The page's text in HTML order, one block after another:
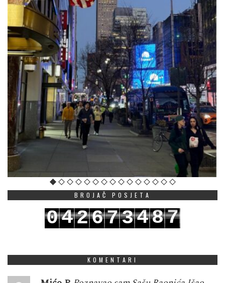
BROJAČ POSJETA
042673487
KOMENTARI